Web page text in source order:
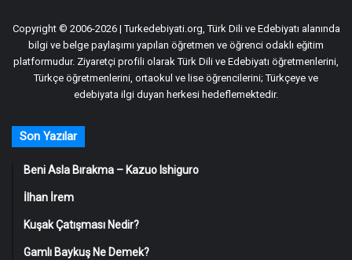
Copyright © 2006-2026 | Turkedebiyati.org, Türk Dili ve Edebiyatı alanında
bilgi ve belge paylaşımı yapılan öğretmen ve öğrenci odaklı eğitim
platformudur. Ziyaretçi profili olarak Türk Dili ve Edebiyatı öğretmenlerini,
Türkçe öğretmenlerini, ortaokul ve lise öğrencilerini; Türkçeye ve
edebiyata ilgi duyan herkesi hedeflemektedir.
Son Yazılar
Beni Asla Bırakma – Kazuo Ishiguro
İlhan İrem
Kuşak Çatışması Nedir?
Gamlı Baykuş Ne Demek?